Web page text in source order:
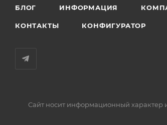
БЛОГ ИНФОРМАЦИЯ
КОНТАКТЫ КОНФИГУРАТОР
Сайт носит информационный характер